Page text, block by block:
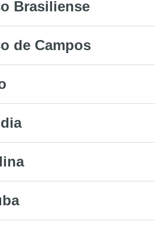
Brasiliense
de Campos